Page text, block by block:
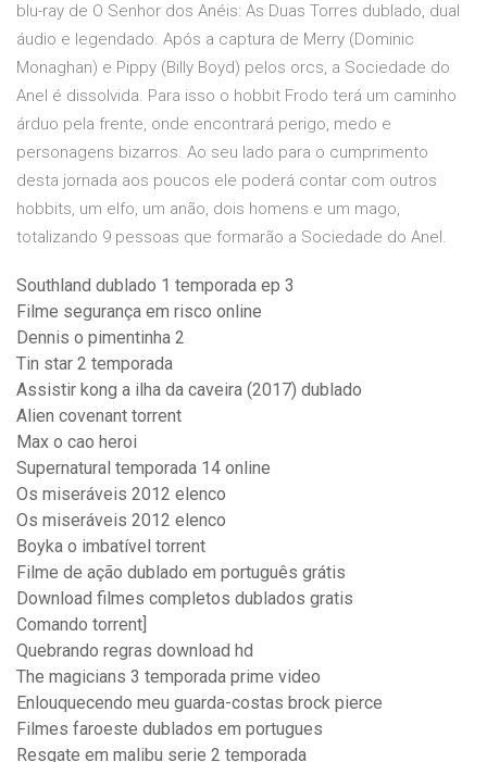
blu-ray de O Senhor dos Anéis: As Duas Torres dublado, dual
áudio e legendado. Após a captura de Merry (Dominic
Monaghan) e Pippy (Billy Boyd) pelos orcs, a Sociedade do
Anel é dissolvida. Para isso o hobbit Frodo terá um caminho
árduo pela frente, onde encontrará perigo, medo e
personagens bizarros. Ao seu lado para o cumprimento
desta jornada aos poucos ele poderá contar com outros
hobbits, um elfo, um anão, dois homens e um mago,
totalizando 9 pessoas que formarão a Sociedade do Anel.
Southland dublado 1 temporada ep 3
Filme segurança em risco online
Dennis o pimentinha 2
Tin star 2 temporada
Assistir kong a ilha da caveira (2017) dublado
Alien covenant torrent
Max o cao heroi
Supernatural temporada 14 online
Os miseráveis 2012 elenco
Os miseráveis 2012 elenco
Boyka o imbatível torrent
Filme de ação dublado em português grátis
Download filmes completos dublados gratis
Comando torrent]
Quebrando regras download hd
The magicians 3 temporada prime video
Enlouquecendo meu guarda-costas brock pierce
Filmes faroeste dublados em portugues
Resgate em malibu serie 2 temporada